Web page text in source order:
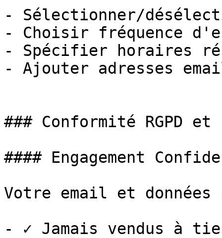
- Sélectionner/
- Choisir fréquence
- Spécifier horaires
- Ajouter adresses
### Conformité RGPD
#### Engagement
Votre email et
- ✓ Jamais vendus à